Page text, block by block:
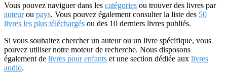
Vous pouvez naviguer dans les catégories ou trouver des livres par
auteurou pays. Vous pouvez également consulter la liste des 50
livres les plus téléchargés ou des 10 derniers livres publiés.
Si vous souhaitez chercher un auteur ou un livre spécifique, vous
pouvez utiliser notre moteur de recherche. Nous disposons
également de livres pour enfants et une section dédiée aux livres
audio.